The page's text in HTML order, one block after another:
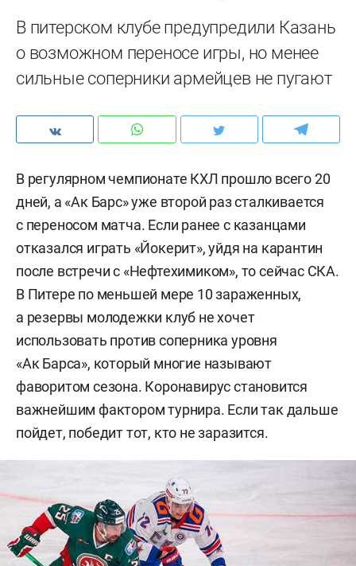
В питерском клубе предупредили Казань
о возможном переносе игры, но менее
сильные соперники армейцев не пугают
В регулярном чемпионате КХЛ прошло всего 20
дней, а «Ак Барс» уже второй раз сталкивается
с переносом матча. Если ранее с казанцами
отказался играть «Йокерит», уйдя на карантин
после встречи с «Нефтехимиком», то сейчас СКА.
В Питере по меньшей мере 10 зараженных,
а резервы молодежки клуб не хочет
использовать против соперника уровня
«Ак Барса», который многие называют
фаворитом сезона. Коронавирус становится
важнейшим фактором турнира. Если так дальше
пойдет, победит тот, кто не заразится.